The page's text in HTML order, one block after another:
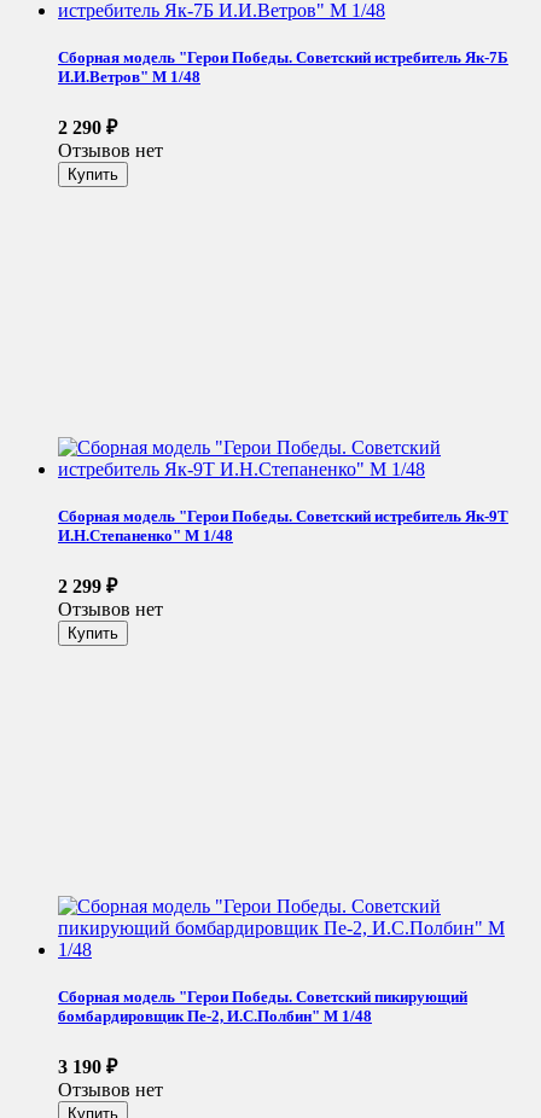
Сборная модель "Герои Победы. Советский истребитель Як-7Б
И.И.Ветров" М 1/48
2 290 ₽
Отзывов нет
Сборная модель "Герои Победы. Советский истребитель Як-9Т
И.Н.Степаненко" М 1/48
2 299 ₽
Отзывов нет
Сборная модель "Герои Победы. Советский пикирующий
бомбардировщик Пе-2, И.С.Полбин" М 1/48
3 190 ₽
Отзывов нет